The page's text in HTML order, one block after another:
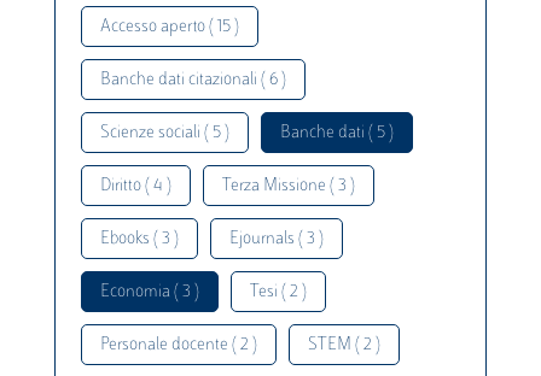
Accesso aperto ( 15 )
Banche dati citazionali ( 6 )
Scienze sociali ( 5 ) Banche dati ( 5 )
Diritto ( 4 ) Terza Missione ( 3 )
Ebooks ( 3 ) Ejournals ( 3 )
Economia ( 3 ) Tesi ( 2 )
Personale docente ( 2 ) STEM ( 2 )